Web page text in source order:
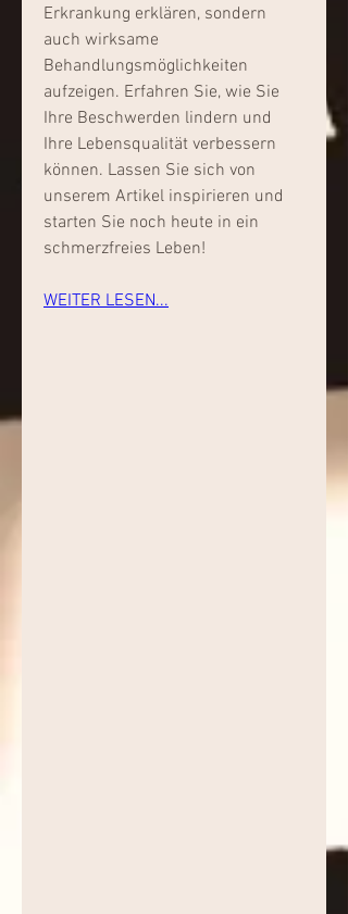
Erkrankung erklären, sondern
auch wirksame
Behandlungsmöglichkeiten
aufzeigen. Erfahren Sie, wie Sie
Ihre Beschwerden lindern und
Ihre Lebensqualität verbessern
können. Lassen Sie sich von
unserem Artikel inspirieren und
starten Sie noch heute in ein
schmerzfreies Leben!
WEITER LESEN...